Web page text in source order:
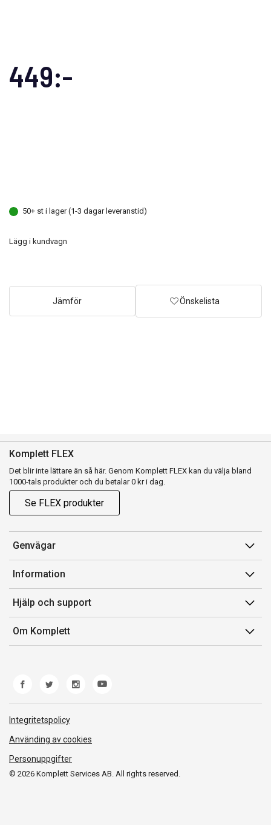
449:-
50+ st i lager (1-3 dagar leveranstid)
Lägg i kundvagn
Jämför Önskelista
Komplett FLEX
Det blir inte lättare än så här. Genom Komplett FLEX kan du välja bland
1000-tals produkter och du betalar 0 kr i dag.
Se FLEX produkter
Genvägar
Konto
Orderhistorik
Presentkort
Komplett Club
Information
Försäljningsvillkor
Medlemsvillkor for Komplett Club
Lediga tjänster
Hjälp och support
Kontakta oss
Kundservice
Produkthjälp och retur
Felsökning och guider
Frakt och leverans
Om Komplett
© 2026 Komplett Services AB. All rights reserved.
Integritetspolicy
Använding av cookies
Personuppgifter